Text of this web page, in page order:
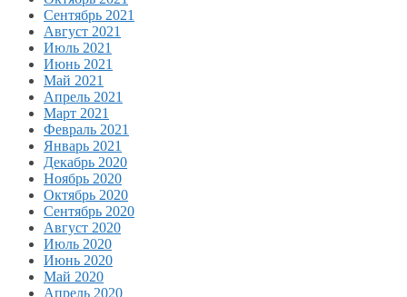
Сентябрь 2021
Август 2021
Июль 2021
Июнь 2021
Май 2021
Апрель 2021
Март 2021
Февраль 2021
Январь 2021
Декабрь 2020
Ноябрь 2020
Октябрь 2020
Сентябрь 2020
Август 2020
Июль 2020
Июнь 2020
Май 2020
Апрель 2020